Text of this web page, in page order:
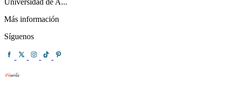
Más información
Síguenos